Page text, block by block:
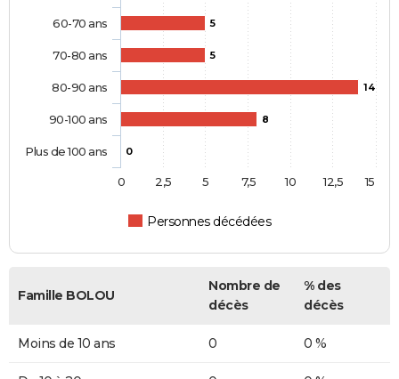
5
5
14
8
0
Personnes décédées
60-70 ans
70-80 ans
80-90 ans
90-100 ans
Plus de 100 ans
0 2,5 5 7,5 10 12,5 15
Famille BOLOU
Nombre de
décès
% des
décès
Moins de 10 ans 0 0 %